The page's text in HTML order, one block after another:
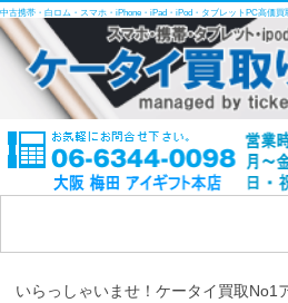
中古携帯・白ロム・スマホ・iPhone・iPad・iPod・タブレットPC高価
いらっしゃいませ！ケータイ買取No1